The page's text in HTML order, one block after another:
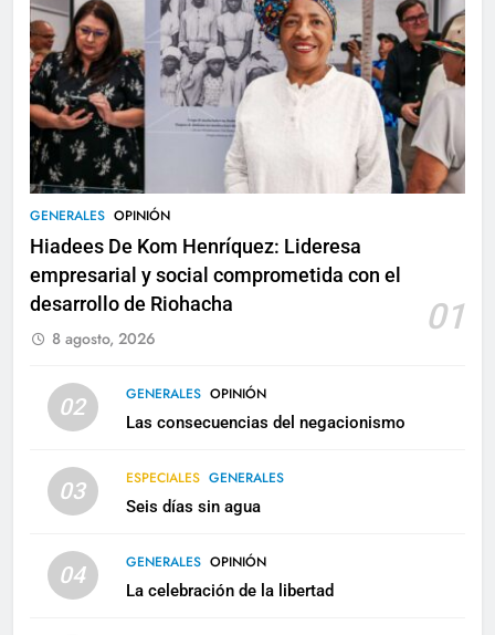
GENERALES OPINIÓN
Hiadees De Kom Henríquez: Lideresa
empresarial y social comprometida con el
desarrollo de Riohacha
01
8 agosto, 2026
02 GENERALES OPINIÓN
Las consecuencias del negacionismo
03 ESPECIALES GENERALES
Seis días sin agua
04 GENERALES OPINIÓN
La celebración de la libertad